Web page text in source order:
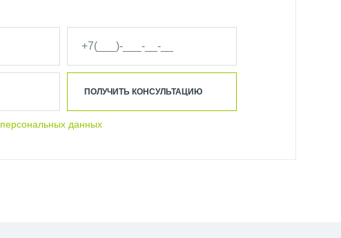
персональных данных
ПОЛУЧИТЬ КОНСУЛЬТАЦИЮ